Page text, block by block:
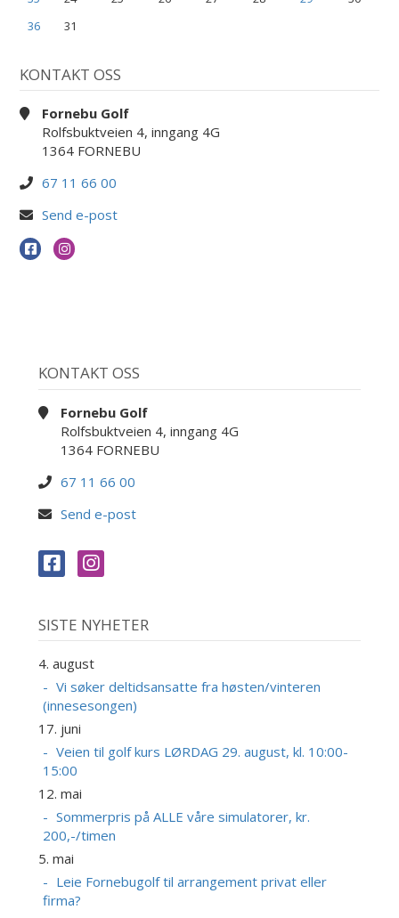
36
31
KONTAKT OSS
Fornebu Golf
Rolfsbuktveien 4, inngang 4G
1364 FORNEBU
67 11 66 00
Send e-post
KONTAKT OSS
Fornebu Golf
Rolfsbuktveien 4, inngang 4G
1364 FORNEBU
67 11 66 00
Send e-post
SISTE NYHETER
4. august
Vi søker deltidsansatte fra høsten/vinteren
(innesesongen)
17. juni
Veien til golf kurs LØRDAG 29. august, kl. 10:00-
15:00
12. mai
Sommerpris på ALLE våre simulatorer, kr.
200,-/timen
5. mai
Leie Fornebugolf til arrangement privat eller
firma?